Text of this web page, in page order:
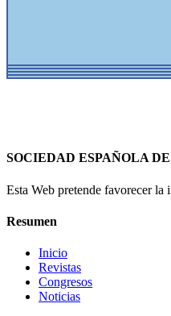
SOCIEDAD ESPAÑOLA
Esta Web pretende favorecer
Resumen
Inicio
Revistas
Congresos
Noticias